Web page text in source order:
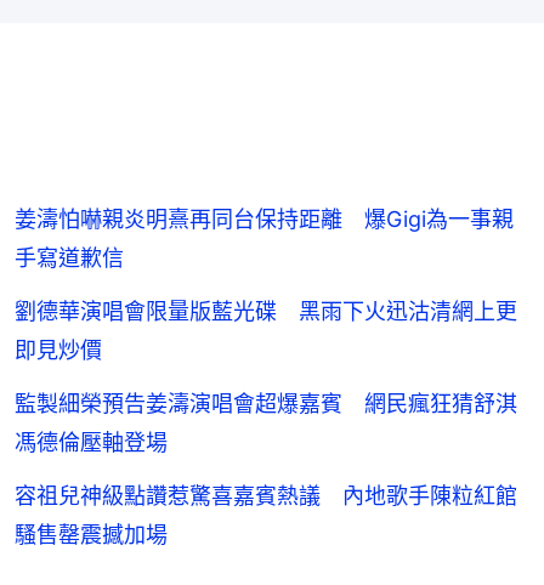
姜濤怕嚇親炎明熹再同台保持距離 爆Gigi為一事親
手寫道歉信
劉德華演唱會限量版藍光碟 黑雨下火迅沽清網上更
即見炒價
監製細榮預告姜濤演唱會超爆嘉賓 網民瘋狂猜舒淇
馮德倫壓軸登場
容祖兒神級點讚惹驚喜嘉賓熱議 內地歌手陳粒紅館
騷售罄震撼加場